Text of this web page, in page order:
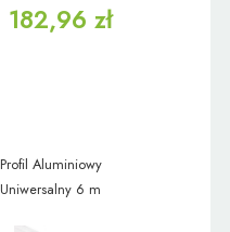
182,96 zł
Profil Aluminiowy
Uniwersalny 6 m